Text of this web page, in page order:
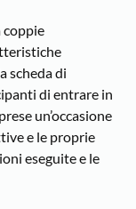
coppie
scheda di
di entrare in
un’occasione
e le proprie
eseguite e le